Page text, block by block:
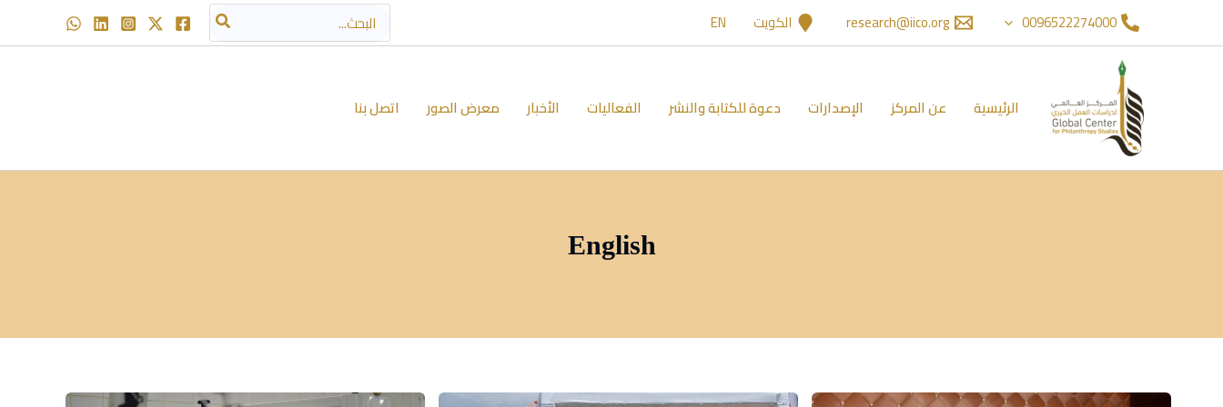
0096522274000
research@iico.org الكويت EN البحث
عن:
الرئيسية عن المركز الإصدارات دعوة للكتابة والنشر الفعاليات الأخبار معرض الصور اتصل بنا
English